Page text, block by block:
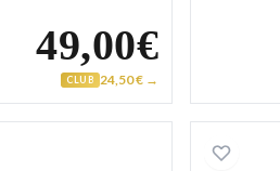
49,00€
CLUB 24,50 € →